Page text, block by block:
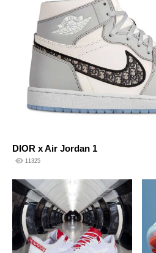
DIOR x Air Jordan 1
11325